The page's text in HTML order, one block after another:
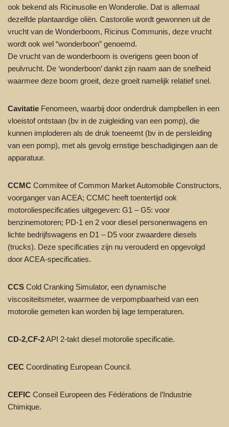
ook bekend als Ricinusolie en Wonderolie. Dat is allemaal
dezelfde plantaardige oliën. Castorolie wordt gewonnen uit de
vrucht van de Wonderboom, Ricinus Communis, deze vrucht
wordt ook wel “wonderboon” genoemd.
De vrucht van de wonderboom is overigens geen boon of
peulvrucht. De ‘wonderboon’ dankt zijn naam aan de snelheid
waarmee deze boom groeit, deze groeit namelijk relatief snel.
Cavitatie Fenomeen, waarbij door onderdruk dampbellen in een
vloeistof ontstaan (bv in de zuigleiding van een pomp), die
kunnen imploderen als de druk toeneemt (bv in de persleiding
van een pomp), met als gevolg ernstige beschadigingen aan de
apparatuur.
CCMC Commitee of Common Market Automobile Constructors,
voorganger van ACEA; CCMC heeft toentertijd ook
motoroliespecificaties uitgegeven: G1 – G5: voor
benzinemotoren; PD-1 en 2 voor diesel personenwagens en
lichte bedrijfswagens en D1 – D5 voor zwaardere diesels
(trucks). Deze specificaties zijn nu verouderd en opgevolgd
door ACEA-specificaties.
CCS Cold Cranking Simulator, een dynamische
viscositeitsmeter, waarmee de verpompbaarheid van een
motorolie gemeten kan worden bij lage temperaturen.
CD-2,CF-2API 2-takt diesel motorolie specificatie.
CEC Coordinating European Council.
CEFIC Conseil Europeen des Fédérations de l’Industrie
Chimique.